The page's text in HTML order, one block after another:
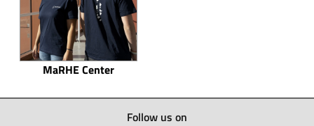
MaRHE Center
Follow us on